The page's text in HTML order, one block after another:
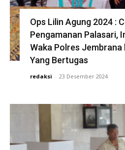
Ops Lilin Agung 2024 :
Pengamanan Palasari,
Waka Polres Jembrana
Yang Bertugas
redaksi - 23 Desember 2024